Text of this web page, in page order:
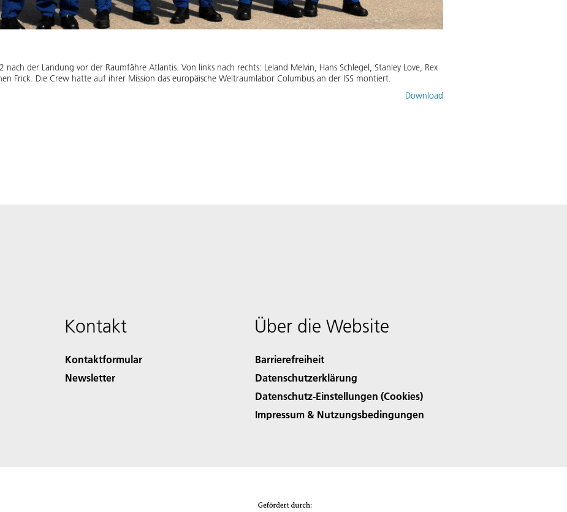
nach der Landung vor der Raumfähre Atlantis. Von links nach rechts: Leland Melvin, Hans Schlegel, Stanley Love, Rex
Frick. Die Crew hatte auf ihrer Mission das europäische Weltraumlabor Columbus an der ISS montiert.
Download
Kontakt
Kontaktformular
Newsletter
Über die Website
Barrierefreiheit
Datenschutzerklärung
Datenschutz-Einstellungen (Cookies)
Impressum & Nutzungsbedingungen